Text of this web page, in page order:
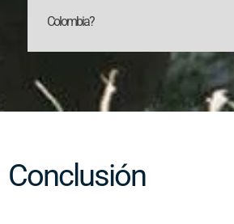
Colombia?
Conclusión